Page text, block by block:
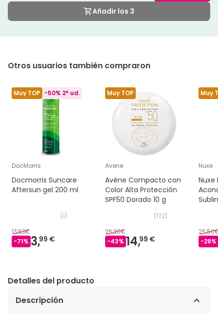
Añadir los 3
Otros usuarios también compraron
Muy TOP -50% 2ª ud.
DocMorris
Docmorris Suncare
Aftersun gel 200 ml
(1)
13,63€
-71% 3,99 €
Muy TOP
Avene
Avène Compacto con
Color Alta Protección
SPF50 Dorado 10 g
(172)
26,30€
-43% 14,99 €
Muy
Nuxe
Nuxe
-29%
Detalles del producto
Descripción